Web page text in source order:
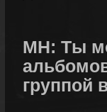
МН: Ты
группой